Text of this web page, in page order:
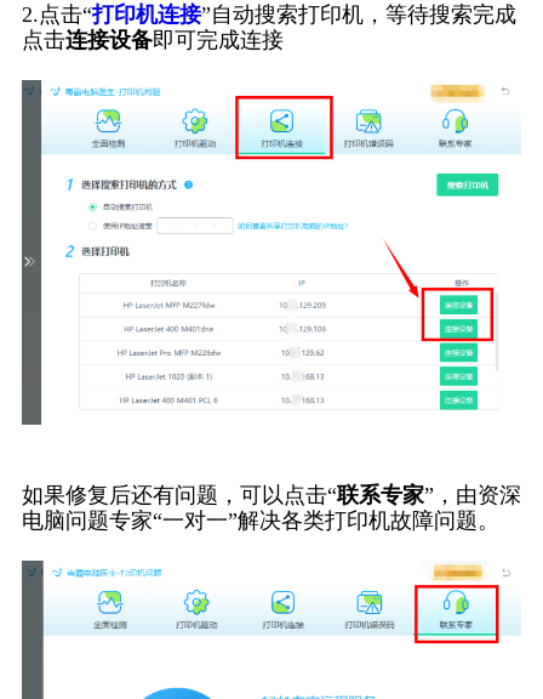
2.点击“打印机连接”自动搜索打印机，等待搜索完成
点击连接设备即可完成连接
如果修复后还有问题，可以点击“联系专家”，由资深
电脑问题专家“一对一”解决各类打印机故障问题。